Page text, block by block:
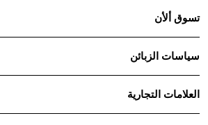
تسوق ألأن
سياسات الزبائن
العلامات التجارية